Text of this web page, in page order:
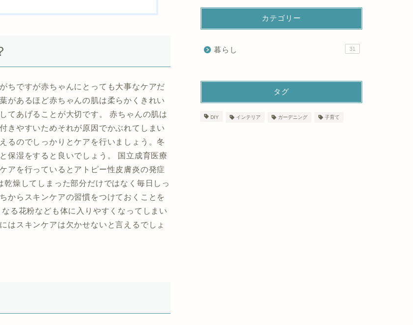
ちですが赤ちゃんにとっても大事なケアだ
があるほど赤ちゃんの肌は柔らかくきれい
てあげることが大切です。 赤ちゃんの肌は
きやすいためそれが原因でかぶれてしまい
るのでしっかりとケアを行いましょう。冬
保湿をすると良いでしょう。 国立成育医療
アを行っているとアトピー性皮膚炎の発症
燥してしまった部分だけではなく毎日しっ
からスキンケアの習慣をつけておくことを
る花粉なども体に入りやすくなってしまい
はスキンケアは欠かせないと言えるでしょ
カテゴリー
暮らし 31
タグ
DIY インテリア ガーデニング 子育て